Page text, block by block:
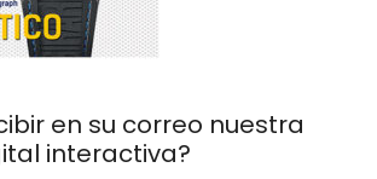
en su correo nuestra
interactiva?